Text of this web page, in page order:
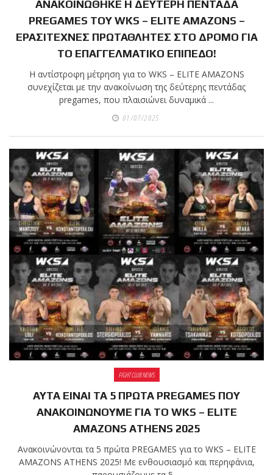
ΑΝΑΚΟΙΝΩΘΗΚΕ Η ΔΕΥΤΕΡΗ ΠΕΝΤΑΔΑ
PREGAMES ΤΟΥ WKS – ELITE AMAZONS –
ΕΡΑΣΙΤΕΧΝΕΣ ΠΡΩΤΑΘΛΗΤΕΣ ΣΤΟ ΔΡΟΜΟ ΓΙΑ
ΤΟ ΕΠΑΓΓΕΛΜΑΤΙΚΟ ΕΠΙΠΕΔΟ!
Η αντίστροφη μέτρηση για το WKS – ELITE AMAZONS
συνεχίζεται με την ανακοίνωση της δεύτερης πεντάδας
pregames, που πλαισιώνει δυναμικά ...
01/07/2025
FIGHT CLUB NEWS
ΑΥΤΑ ΕΙΝΑΙ ΤΑ 5 ΠΡΩΤΑ PREGAMES ΠΟΥ
ΑΝΑΚΟΙΝΩΝΟΥΜΕ ΓΙΑ ΤΟ WKS – ELITE
AMAZONS ATHENS 2025
Ανακοινώνονται τα 5 πρώτα PREGAMES για το WKS – ELITE
AMAZONS ATHENS 2025! Με ενθουσιασμό και περηφάνια,